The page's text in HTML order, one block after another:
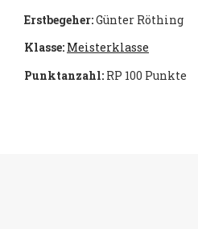
Erstbegeher:Günter Röthing
Klasse: Meisterklasse
Punktanzahl: RP 100 Punkte